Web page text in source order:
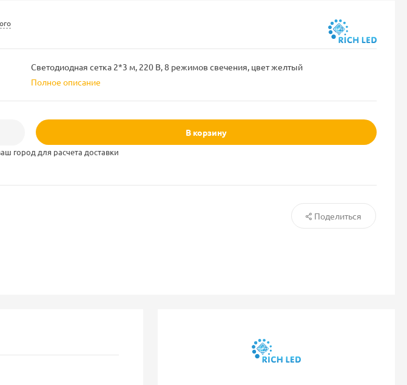
Светодиодная сетка 2*3 м, 220 В, 8 режимов свечения, цвет желтый
Полное описание
В корзину
город для расчета доставки
Поделиться